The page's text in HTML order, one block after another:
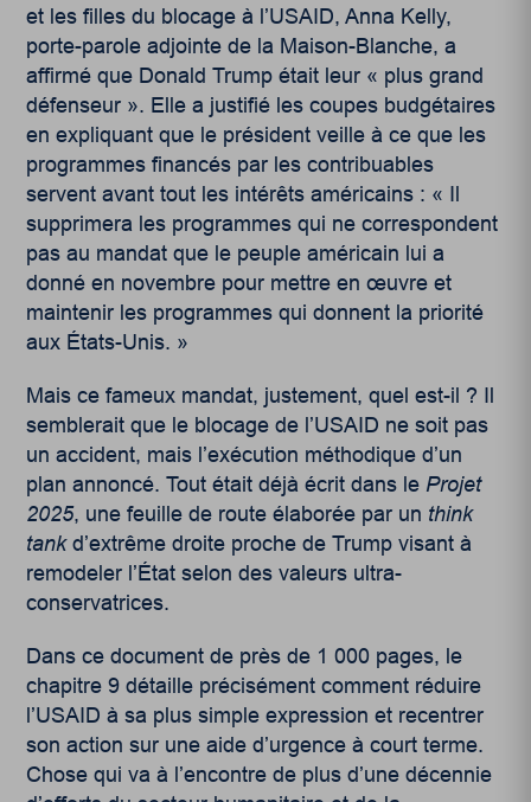
et les filles du blocage à l’USAID, Anna Kelly,
porte-parole adjointe de la Maison-Blanche, a
affirmé que Donald Trump était leur « plus grand
défenseur ». Elle a justifié les coupes budgétaires
en expliquant que le président veille à ce que les
programmes financés par les contribuables
servent avant tout les intérêts américains : « Il
supprimera les programmes qui ne correspondent
pas au mandat que le peuple américain lui a
donné en novembre pour mettre en œuvre et
maintenir les programmes qui donnent la priorité
aux États-Unis. »
Mais ce fameux mandat, justement, quel est-il ? Il
semblerait que le blocage de l’USAID ne soit pas
un accident, mais l’exécution méthodique d’un
plan annoncé. Tout était déjà écrit dans le Projet
2025, une feuille de route élaborée par un think
tankd’extrême droite proche de Trump visant à
remodeler l’État selon des valeurs ultra-
conservatrices.
Dans ce document de près de 1 000 pages, le
chapitre 9 détaille précisément comment réduire
l’USAID à sa plus simple expression et recentrer
son action sur une aide d’urgence à court terme.
Chose qui va à l’encontre de plus d’une décennie